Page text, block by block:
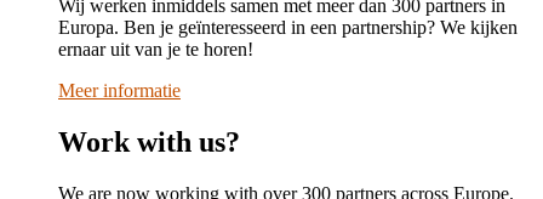
Wij werken inmiddels samen met meer dan 300 partners in
Europa. Ben je geïnteresseerd in een partnership? We kijken
ernaar uit van je te horen!
Meer informatie
Work with us?
We are now working with over 300 partners across Europe.